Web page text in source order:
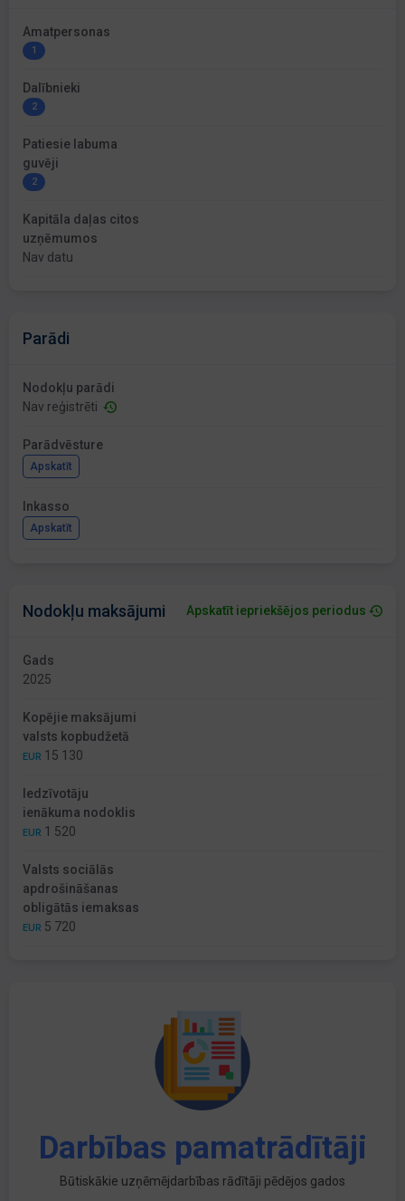
Amatpersonas
1
Dalībnieki
2
Patiesie labuma
guvēji
2
Kapitāla daļas citos
uzņēmumos
Nav datu
Parādi
Nodokļu parādi
Nav reģistrēti
Parādvēsture
Apskatīt
Inkasso
Apskatīt
Nodokļu maksājumi Apskatīt iepriekšējos periodus
Gads
2025
Kopējie maksājumi
valsts kopbudžetā
EUR 15 130
Iedzīvotāju
ienākuma nodoklis
EUR 1 520
Valsts sociālās
apdrošināšanas
obligātās iemaksas
EUR 5 720
Darbības pamatrādītāji
Būtiskākie uzņēmējdarbības rādītāji pēdējos gados